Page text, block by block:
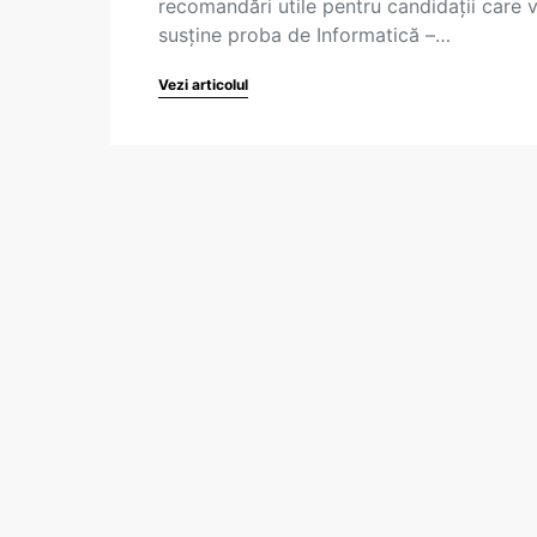
recomandări utile pentru candidații care
susține proba de Informatică –…
Vezi articolul